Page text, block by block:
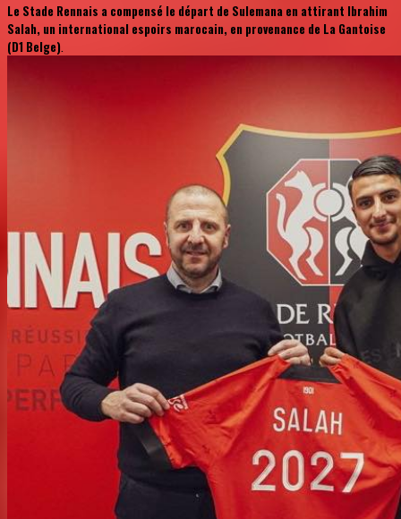
Le Stade Rennais a compensé le départ de Sulemana en attirant Ibrahim
Salah, un international espoirs marocain, en provenance de La Gantoise
(D1 Belge)